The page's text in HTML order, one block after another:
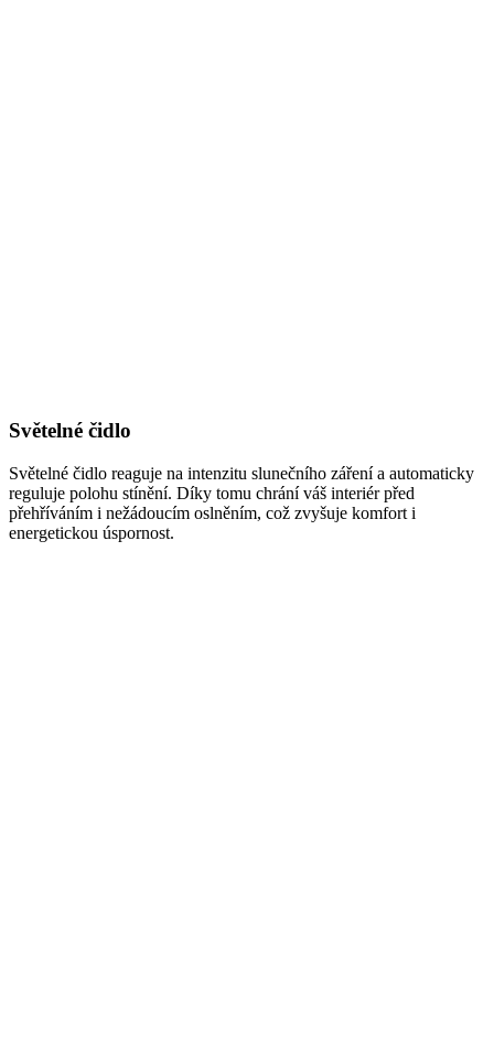
Světelné čidlo
Světelné čidlo reaguje na intenzitu slunečního záření a automaticky
reguluje polohu stínění. Díky tomu chrání váš interiér před
přehříváním i nežádoucím oslněním, což zvyšuje komfort i
energetickou úspornost.